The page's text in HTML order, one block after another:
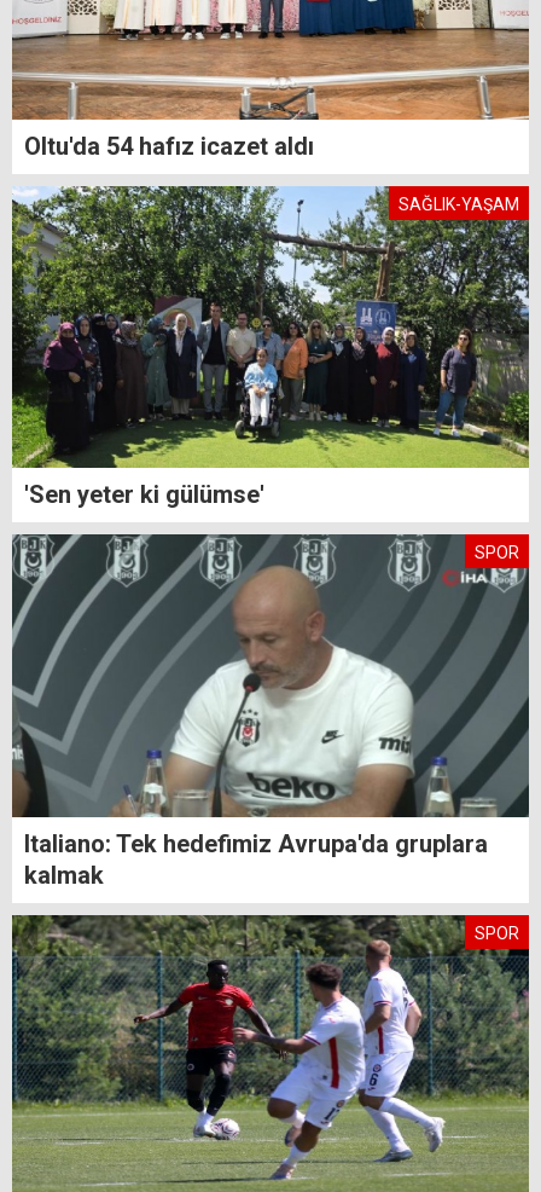
Oltu'da 54 hafız icazet aldı
SAĞLIK-YAŞAM
'Sen yeter ki gülümse'
SPOR
Italiano: Tek hedefimiz Avrupa'da gruplara
kalmak
SPOR